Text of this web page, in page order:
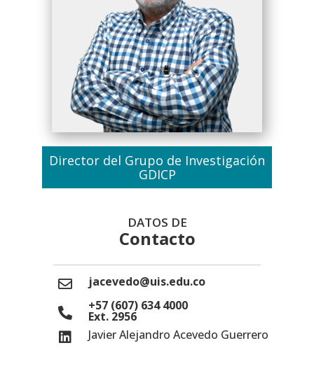
Director del Grupo de Investigación
GDICP
DATOS DE
Contacto
jacevedo@uis.edu.co
+57 (607) 634 4000
Ext. 2956
Javier Alejandro Acevedo Guerrero